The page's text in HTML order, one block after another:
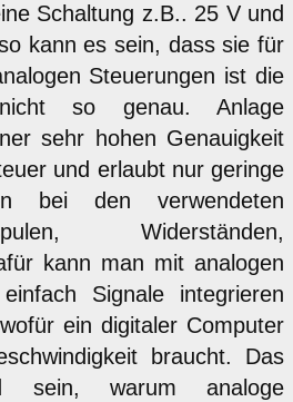
Schaltung z.B.. 25 V und
kann es sein, dass sie für
Steuerungen ist die
so genau. Anlage
sehr hohen Genauigkeit
und erlaubt nur geringe
bei den verwendeten
Widerständen,
kann man mit analogen
Signale integrieren
ein digitaler Computer
braucht. Das
sein, warum analoge